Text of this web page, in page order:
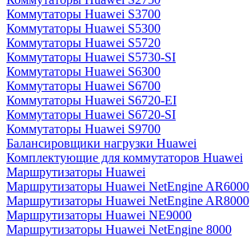
Коммутаторы Huawei S3700
Коммутаторы Huawei S5300
Коммутаторы Huawei S5720
Коммутаторы Huawei S5730-SI
Коммутаторы Huawei S6300
Коммутаторы Huawei S6700
Коммутаторы Huawei S6720-EI
Коммутаторы Huawei S6720-SI
Коммутаторы Huawei S9700
Балансировщики нагрузки Huawei
Комплектующие для коммутаторов Huawei
Маршрутизаторы Huawei
Маршрутизаторы Huawei NetEngine AR6000
Маршрутизаторы Huawei NetEngine AR8000
Маршрутизаторы Huawei NE9000
Маршрутизаторы Huawei NetEngine 8000